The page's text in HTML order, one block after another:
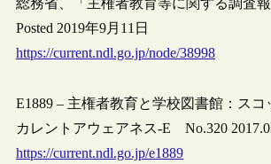
総務省、「主権者教育等に関する調査
Posted 2019年9月11日
https://current.ndl.go.jp/node/38998
E1889 – 主権者教育と学校図書館：ス
カレントアウェアネス-E No.320
https://current.ndl.go.jp/e1889